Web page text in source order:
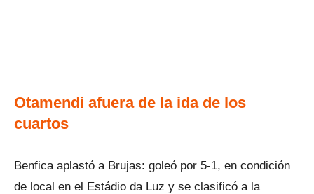
Otamendi afuera de la ida de los
cuartos
Benfica aplastó a Brujas: goleó por 5-1, en condición
de local en el Estádio da Luz y se clasificó a la